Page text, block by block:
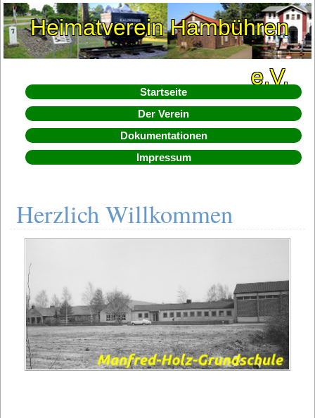
Heimatverein Hambühren
e.V.
Startseite
Der Verein
Dokumentationen
Impressum
Herzlich Willkommen